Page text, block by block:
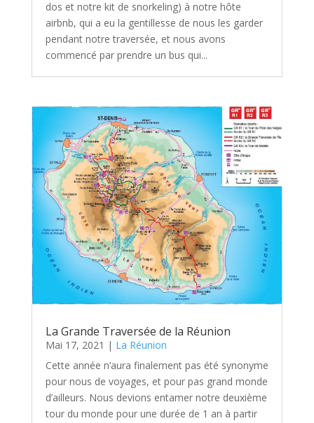
dos et notre kit de snorkeling) à notre hôte
airbnb, qui a eu la gentillesse de nous les garder
pendant notre traversée, et nous avons
commencé par prendre un bus qui...
La Grande Traversée de la Réunion
Mai 17, 2021 | La Réunion
Cette année n’aura finalement pas été synonyme
pour nous de voyages, et pour pas grand monde
d’ailleurs. Nous devions entamer notre deuxième
tour du monde pour une durée de 1 an à partir